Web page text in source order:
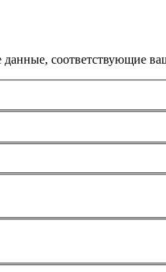
соответствующие